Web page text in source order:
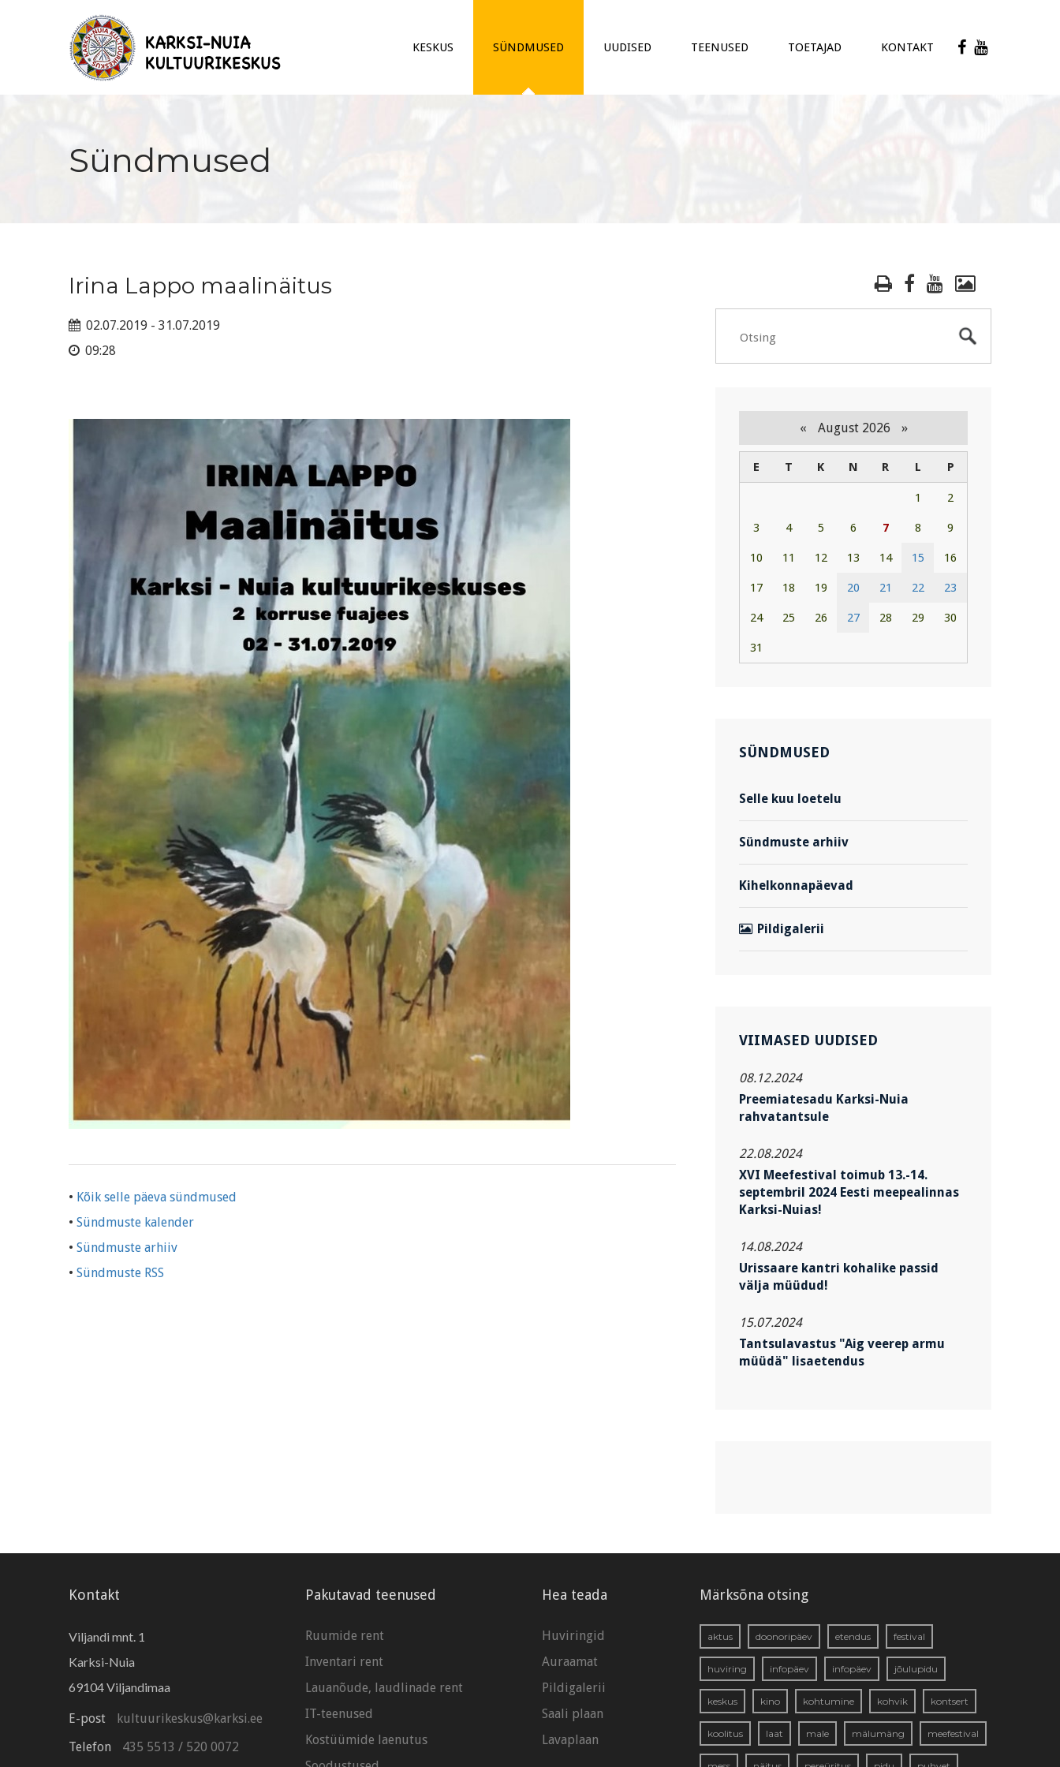
KESKUS SÜNDMUSED UUDISED TEENUSED TOETAJAD KONTAKT
Sündmused
Irina Lappo maalinäitus
02.07.2019 - 31.07.2019
09:28
• Kõik selle päeva sündmused
• Sündmuste kalender
• Sündmuste arhiiv
• Sündmuste RSS
« August 2026 »
E T K N R L P
1 2
3 4 5 6 7 8 9
10 11 12 13 14 15 16
17 18 19 20 21 22 23
24 25 26 27 28 29 30
31
SÜNDMUSED
Selle kuu loetelu
Sündmuste arhiiv
Kihelkonnapäevad
Pildigalerii
VIIMASED UUDISED
08.12.2024
Preemiatesadu Karksi-Nuia
rahvatantsule
22.08.2024
XVI Meefestival toimub 13.-14.
septembril 2024 Eesti meepealinnas
Karksi-Nuias!
14.08.2024
Urissaare kantri kohalike passid
välja müüdud!
15.07.2024
Tantsulavastus "Aig veerep armu
müüdä" lisaetendus
Kontakt
Viljandi mnt. 1
Karksi-Nuia
69104 Viljandimaa
E-post
kultuurikeskus@karksi.ee
Telefon
435 5513 / 520 0072
Pakutavad teenused
Ruumide rent
Inventari rent
Lauanõude, laudlinade rent
IT-teenused
Kostüümide laenutus
Hea teada
Huviringid
Auraamat
Pildigalerii
Saali plaan
Lavaplaan
Märksõna otsing
aktus doonoripäev etendus festival
huviring infopäev infopäev jõulupidu
keskus kino kohtumine kohvik kontsert
koolitus laat male mälumäng meefestival